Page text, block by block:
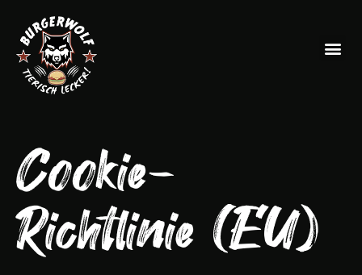
Cookie-
Richtlinie (EU)